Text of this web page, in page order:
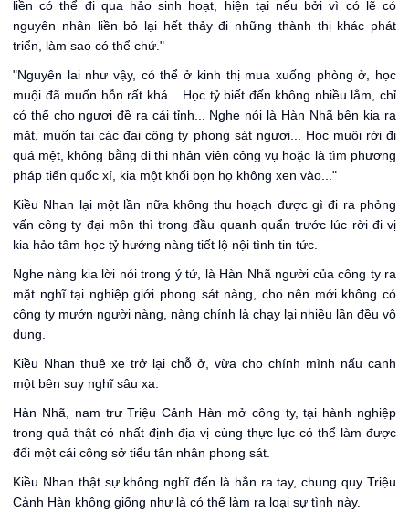
liền có thể đi qua hảo sinh hoạt, hiện tại nếu bởi vì có lẽ có
nguyên nhân liền bỏ lại hết thảy đi những thành thị khác phát
triển, làm sao có thể chứ."
"Nguyên lai như vậy, có thể ở kinh thị mua xuống phòng ở, học
muội đã muốn hỗn rất khá... Học tỷ biết đến không nhiều lắm, chỉ
có thể cho ngươi đề ra cái tỉnh... Nghe nói là Hàn Nhã bên kia ra
mặt, muốn tại các đại công ty phong sát ngươi... Học muội rời đi
quá mệt, không bằng đi thi nhân viên công vụ hoặc là tìm phương
pháp tiến quốc xí, kia một khối bọn họ không xen vào..."
Kiều Nhan lại một lần nữa không thu hoạch được gì đi ra phỏng
vấn công ty đại môn thì trong đầu quanh quẩn trước lúc rời đi vị
kia hảo tâm học tỷ hướng nàng tiết lộ nội tình tin tức.
Nghe nàng kia lời nói trong ý tứ, là Hàn Nhã người của công ty ra
mặt nghĩ tại nghiệp giới phong sát nàng, cho nên mới không có
công ty mướn người nàng, nàng chính là chạy lại nhiều lần đều vô
dụng.
Kiều Nhan thuê xe trở lại chỗ ở, vừa cho chính mình nấu canh
một bên suy nghĩ sâu xa.
Hàn Nhã, nam trư Triệu Cảnh Hàn mở công ty, tại hành nghiệp
trong quả thật có nhất định địa vị cùng thực lực có thể làm được
đối một cái công sở tiểu tân nhân phong sát.
Kiều Nhan thật sự không nghĩ đến là hắn ra tay, chung quy Triệu
Cảnh Hàn không giống như là có thể làm ra loại sự tình này.